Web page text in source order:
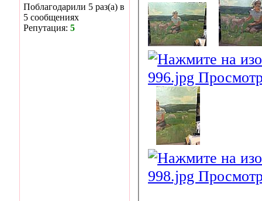
Поблагодарили 5 раз(а) в
5 сообщениях
Репутация: 5